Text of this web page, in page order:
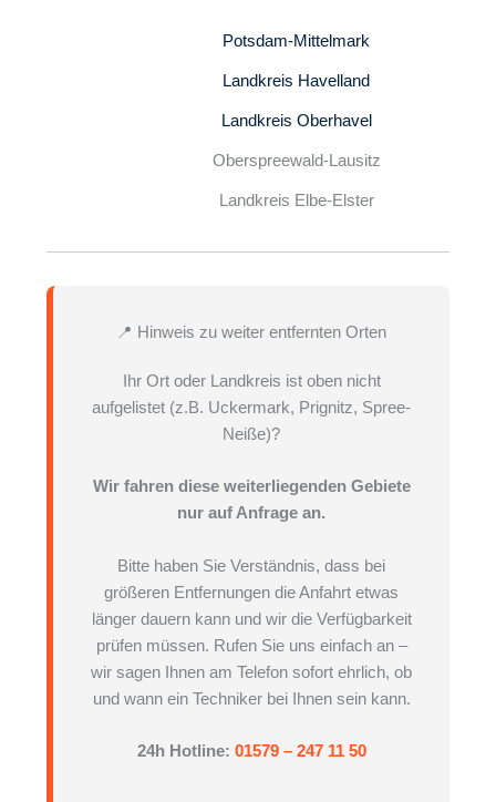
Potsdam-Mittelmark
Landkreis Havelland
Landkreis Oberhavel
Oberspreewald-Lausitz
Landkreis Elbe-Elster
📍 Hinweis zu weiter entfernten Orten
Ihr Ort oder Landkreis ist oben nicht
aufgelistet (z.B. Uckermark, Prignitz, Spree-
Neiße)?
Wir fahren diese weiterliegenden Gebiete
nur auf Anfrage an.
Bitte haben Sie Verständnis, dass bei
größeren Entfernungen die Anfahrt etwas
länger dauern kann und wir die Verfügbarkeit
prüfen müssen. Rufen Sie uns einfach an –
wir sagen Ihnen am Telefon sofort ehrlich, ob
und wann ein Techniker bei Ihnen sein kann.
24h Hotline: 01579 – 247 11 50